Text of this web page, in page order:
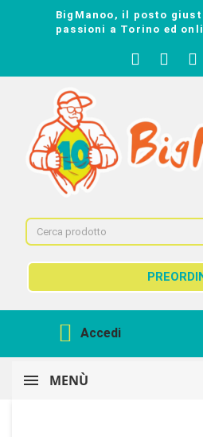
BigManoo, il posto
passioni a Torino ed
Accedi
MENÙ